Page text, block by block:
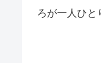
ろが一人ひと